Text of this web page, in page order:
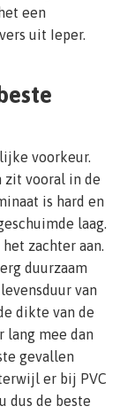
een
uit Ieper.
voorkeur.
zit vooral in de
is hard en
laag.
zachter aan.
duurzaam
van
dikte van de
lang mee dan
gevallen
er bij PVC
dus de beste